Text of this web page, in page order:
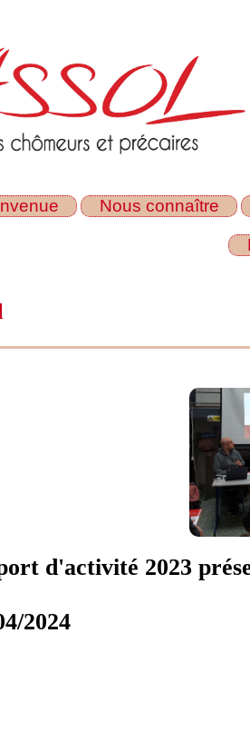
Nous connaître
d'activité 2023
2024